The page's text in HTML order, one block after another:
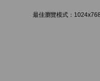
最佳瀏覽模式：